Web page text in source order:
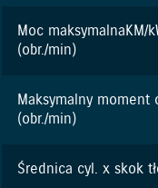
Moc maksymalnaKM/
(obr./min)
Maksymalny moment
(obr./min)
Średnica cyl. x skok